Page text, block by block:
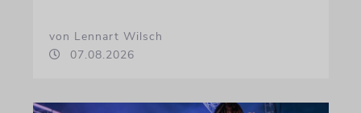
von Lennart Wilsch
07.08.2026